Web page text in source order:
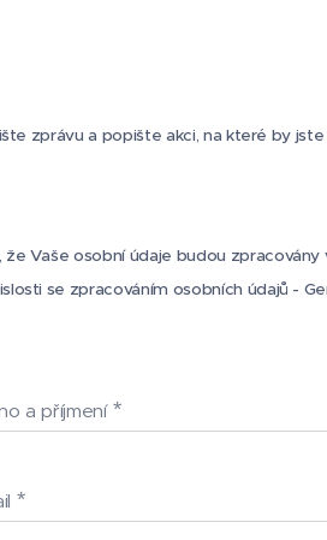
zprávu a popište akci, na které by
Vaše osobní údaje budou zpracovány
se zpracováním osobních údajů -
a příjmení